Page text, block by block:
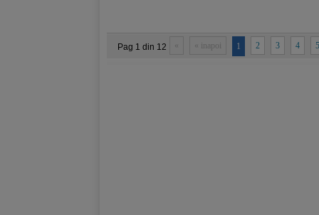
Pag 1 din 12 « « inapoi 1 2 3 4 5